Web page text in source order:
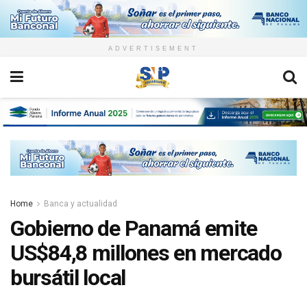
ADVERTISEMENT
Home Banca y actualidad
Gobierno de Panamá emite
US$84,8 millones en mercado
bursátil local